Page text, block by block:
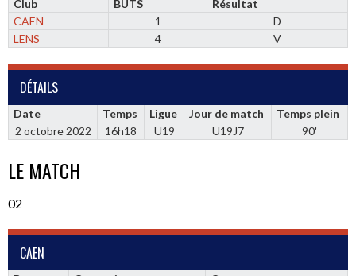
Club BUTS
Résultat
CAEN
1
D
LENS
4 V
DÉTAILS
Date Temps Ligue Jour de match
Temps plein
2 octobre 2022
16h18 U19 U19J7 90'
LE MATCH
02
CAEN